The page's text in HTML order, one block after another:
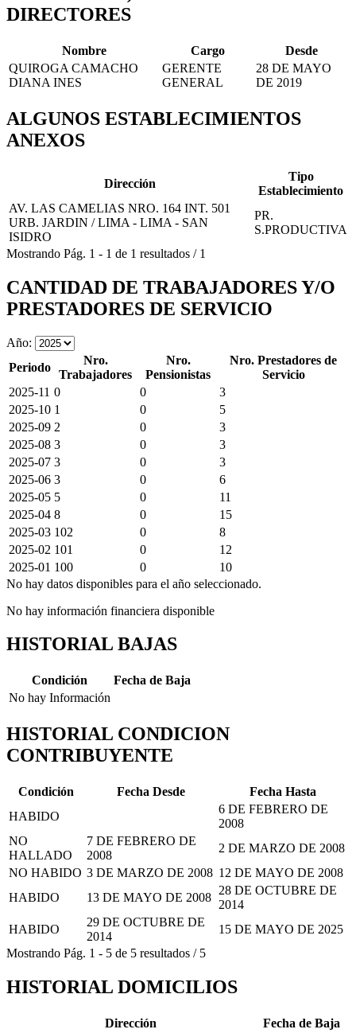
DIRECTORES
Nombre Cargo
Desde
QUIROGA CAMACHO
DIANA INES
GERENTE
GENERAL
28 DE MAYO
DE 2019
ALGUNOS ESTABLECIMIENTOS
ANEXOS
Dirección
Tipo
Establecimiento
AV. LAS CAMELIAS NRO. 164 INT. 501
URB. JARDIN / LIMA - LIMA - SAN
ISIDRO
PR.
S.PRODUCTIVA
Mostrando Pág. 1 - 1 de 1 resultados / 1
CANTIDAD DE TRABAJADORES Y/O
PRESTADORES DE SERVICIO
Año:
Periodo
Nro.
Trabajadores
Nro.
Pensionistas
Nro. Prestadores de
Servicio
2025-11 0 0
3
2025-10 1 0
5
2025-09 2 0
3
2025-08 3 0
3
2025-07 3 0
3
2025-06 3 0
6
2025-05 5 0
11
2025-04 8 0
15
2025-03 102 0
8
2025-02 101 0
12
2025-01 100 0
10
No hay datos disponibles para el año seleccionado.
No hay información financiera disponible
HISTORIAL BAJAS
Condición
Fecha de Baja
No hay Información
HISTORIAL CONDICION
CONTRIBUYENTE
Condición Fecha Desde
Fecha Hasta
HABIDO
6 DE FEBRERO DE
2008
NO
HALLADO
7 DE FEBRERO DE
2008
2 DE MARZO DE 2008
NO HABIDO 3 DE MARZO DE 2008 12 DE MAYO DE 2008
HABIDO
13 DE MAYO DE 2008
28 DE OCTUBRE DE
2014
HABIDO
29 DE OCTUBRE DE
2014
15 DE MAYO DE 2025
Mostrando Pág. 1 - 5 de 5 resultados / 5
HISTORIAL DOMICILIOS
Dirección
Fecha de Baja